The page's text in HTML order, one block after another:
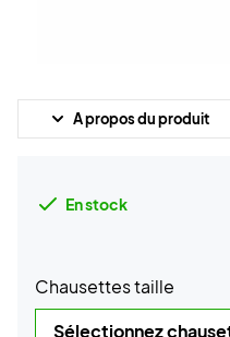
A propos du produit
En stock
Chausettes taille